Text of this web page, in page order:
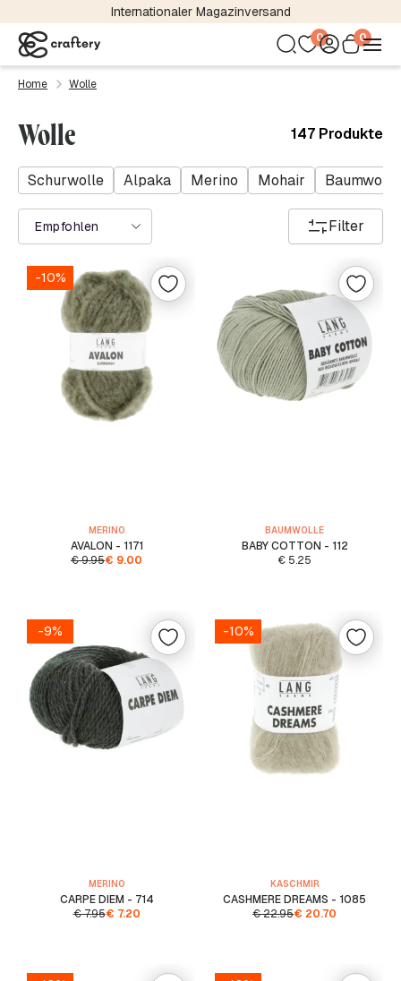
Internationaler Magazinversand
0 0
Home Wolle
Wolle 147 Produkte
Schurwolle Alpaka Merino Mohair Baumwolle
Empfohlen Filter
-10%
MERINO
AVALON - 1171
€9.95€ 9.00
BAUMWOLLE
BABY COTTON - 112
€ 5.25
-9%
MERINO
CARPE DIEM - 714
€7.95€ 7.20
-10%
KASCHMIR
CASHMERE DREAMS - 1085
€22.95€ 20.70